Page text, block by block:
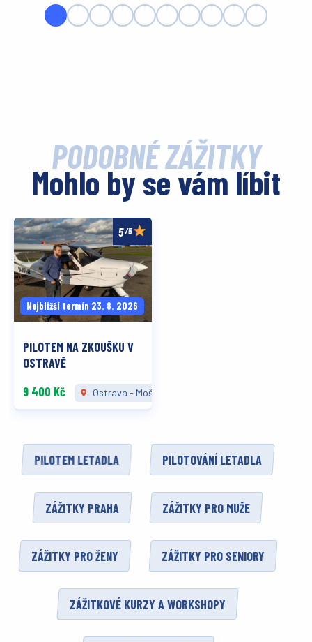
PODOBNÉ ZÁŽITKY
Mohlo by se vám líbit
/5
Nejbližší termín 23. 8. 2026
PILOTEM NA ZKOUŠKU V
OSTRAVĚ
9 400 Kč
Ostrava - Mošnov
PILOTEM LETADLA PILOTOVÁNÍ LETADLA
ZÁŽITKY PRAHA ZÁŽITKY PRO MUŽE
ZÁŽITKY PRO ŽENY ZÁŽITKY PRO SENIORY
ZÁŽITKOVÉ KURZY A WORKSHOPY